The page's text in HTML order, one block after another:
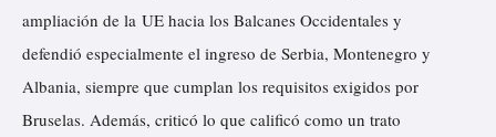
ampliación de la UE hacia los Balcanes Occidentales y
defendió especialmente el ingreso de Serbia, Montenegro y
Albania, siempre que cumplan los requisitos exigidos por
Bruselas. Además, criticó lo que calificó como un trato